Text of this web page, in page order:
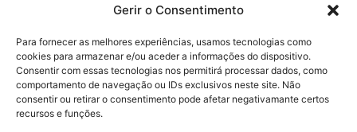
Gerir o Consentimento
Para fornecer as melhores experiências, usamos tecnologias como
cookies para armazenar e/ou aceder a informações do dispositivo.
Consentir com essas tecnologias nos permitirá processar dados, como
comportamento de navegação ou IDs exclusivos neste site. Não
consentir ou retirar o consentimento pode afetar negativamante certos
recursos e funções.
Para assuntos relacionados à Pesquisa
pesquisa@fapesc.sc.gov.br
Para assuntos relacionados à Inovação
inovacao@fapesc.sc.gov.br
Para assuntos relacionados à Bolsas
bolsas@fapesc.sc.gov.br
Para assuntos relacionados à Prestação de Contas